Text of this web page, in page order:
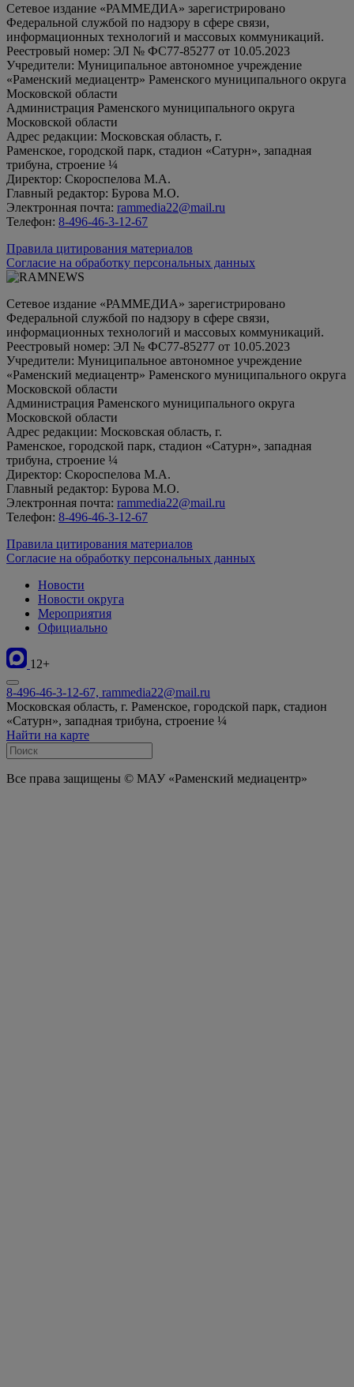
Сетевое издание «РАММЕДИА» зарегистрировано
Федеральной службой по надзору в сфере связи,
информационных технологий и массовых коммуникаций.
Реестровый номер: ЭЛ № ФС77-85277 от 10.05.2023
Учредители: Муниципальное автономное учреждение
«Раменский медиацентр» Раменского муниципального округа
Московской области
Администрация Раменского муниципального округа
Московской области
Адрес редакции: Московская область, г.
Раменское, городской парк, стадион «Сатурн», западная
трибуна, строение ¼
Директор: Скороспелова М.А.
Главный редактор: Бурова М.О.
Электронная почта: rammedia22@mail.ru
Телефон: 8-496-46-3-12-67
Правила цитирования материалов
Согласие на обработку персональных данных
Сетевое издание «РАММЕДИА» зарегистрировано
Федеральной службой по надзору в сфере связи,
информационных технологий и массовых коммуникаций.
Реестровый номер: ЭЛ № ФС77-85277 от 10.05.2023
Учредители: Муниципальное автономное учреждение
«Раменский медиацентр» Раменского муниципального округа
Московской области
Администрация Раменского муниципального округа
Московской области
Адрес редакции: Московская область, г.
Раменское, городской парк, стадион «Сатурн», западная
трибуна, строение ¼
Директор: Скороспелова М.А.
Главный редактор: Бурова М.О.
Электронная почта: rammedia22@mail.ru
Телефон: 8-496-46-3-12-67
Правила цитирования материалов
Согласие на обработку персональных данных
Новости
Новости округа
Мероприятия
Официально
12+
8-496-46-3-12-67, rammedia22@mail.ru
Московская область, г. Раменское, городской парк, стадион
«Сатурн», западная трибуна, строение ¼
Найти на карте
Все права защищены © МАУ «Раменский медиацентр»